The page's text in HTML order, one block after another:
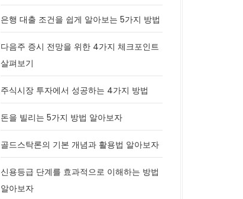
은행 대출 조건을 쉽게 알아보는 5가지 방법
다음주 증시 전망을 위한 4가지 체크포인트
살펴보기
주식시장 투자에서 성공하는 4가지 방법
돈을 빌리는 5가지 방법 알아보자
골드스탁론의 기본 개념과 활용법 알아보자
신용등급 단계를 효과적으로 이해하는 방법
알아보자